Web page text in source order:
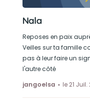
Nala
Reposes en paix
Veilles sur ta famille
pas à leur faire un
l'autre côté
jangoelsa
le 21